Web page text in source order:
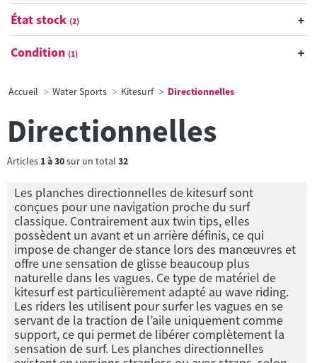
État stock (2)
Condition (1)
Accueil Water Sports Kitesurf Directionnelles
Directionnelles
Articles 1à30sur un total 32
Les planches directionnelles de kitesurf sont
conçues pour une navigation proche du surf
classique. Contrairement aux twin tips, elles
possèdent un avant et un arrière définis, ce qui
impose de changer de stance lors des manœuvres et
offre une sensation de glisse beaucoup plus
naturelle dans les vagues. Ce type de matériel de
kitesurf est particulièrement adapté au wave riding.
Les riders les utilisent pour surfer les vagues en se
servant de la traction de l’aile uniquement comme
support, ce qui permet de libérer complètement la
sensation de surf. Les planches directionnelles